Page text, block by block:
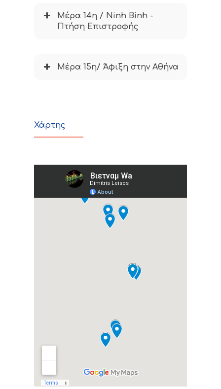
Μέρα 14η / Ninh Binh -
Πτήση Επιστροφής
Μέρα 15η/ Άφιξη στην Αθήνα
Χάρτης